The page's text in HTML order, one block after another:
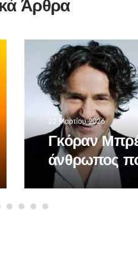
Άρθρα
22 Μαρτίου 2026
Γκόραν
άνθρωπος
τον